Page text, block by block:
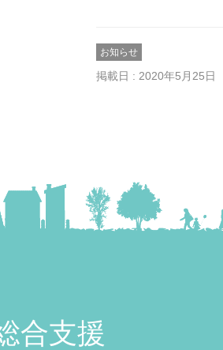
お知らせ
掲載日 : 2020年5月25日
合支援